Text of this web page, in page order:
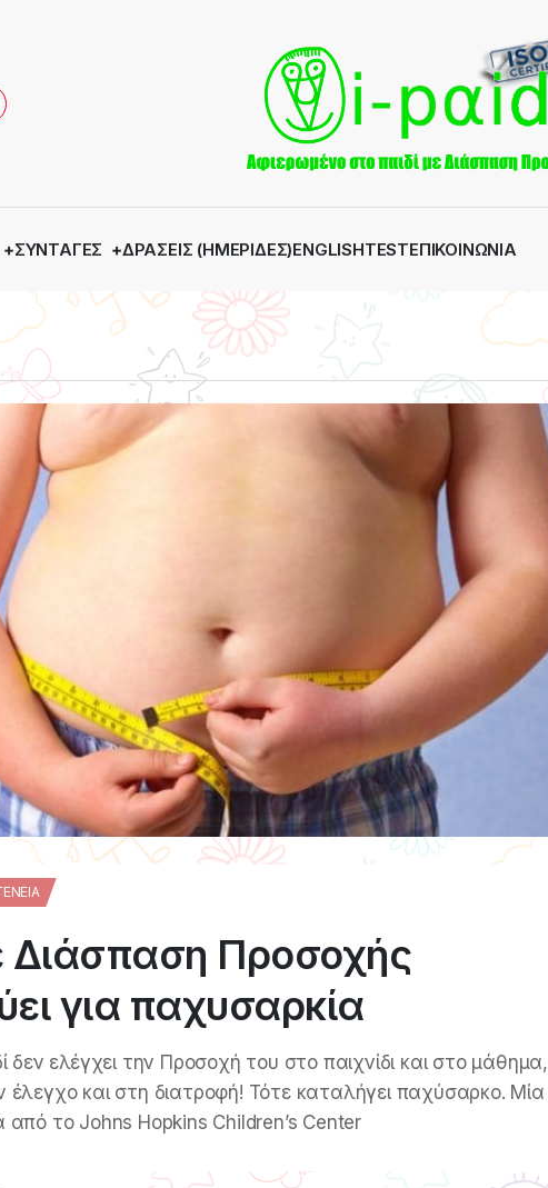
ΣΥΝΤΑΓΈΣ ΔΡΆΣΕΙΣ (ΗΜΕΡΊΔΕΣ)ENGLISHTESTΕΠΙΚΟΙΝΩΝΊΑ
Διάσπαση Προσοχής
για παχυσαρκία
δεν ελέγχει την Προσοχή του στο παιχνίδι και στο μάθημα,
έλεγχο και στη διατροφή! Τότε καταλήγει παχύσαρκο. Μία
από το Johns Hopkins Children’s Center